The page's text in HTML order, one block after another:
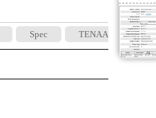
Spec TENAA